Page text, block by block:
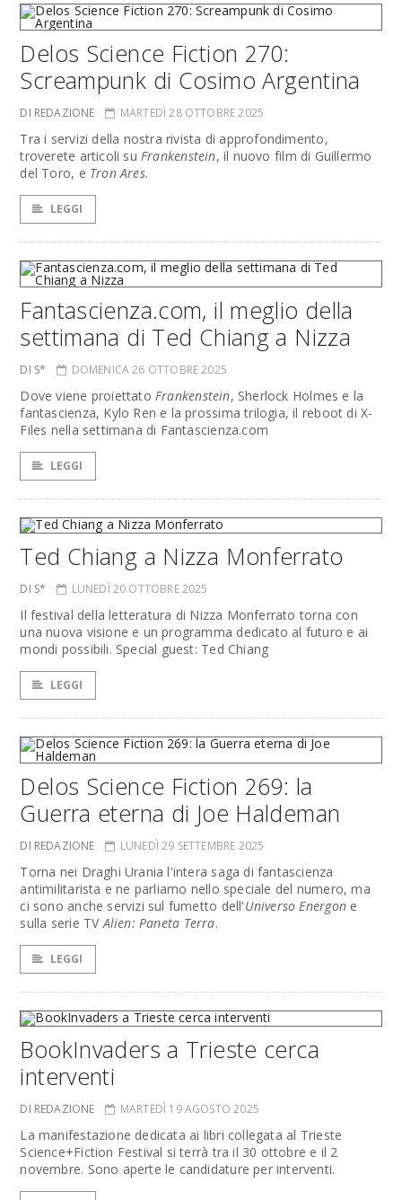
Delos Science Fiction 270:
Screampunk di Cosimo Argentina
DI REDAZIONE MARTEDÌ 28 OTTOBRE 2025
Tra i servizi della nostra rivista di approfondimento,
troverete articoli suFrankenstein, il nuovo film di Guillermo
del Toro, e Tron Ares.
LEGGI
Fantascienza.com, il meglio della
settimana di Ted Chiang a Nizza
DI S* DOMENICA 26 OTTOBRE 2025
Dove viene proiettatoFrankenstein, Sherlock Holmes e la
fantascienza, Kylo Ren e la prossima trilogia, il reboot di X-
Files nella settimana di Fantascienza.com
LEGGI
Ted Chiang a Nizza Monferrato
DI S* LUNEDÌ 20 OTTOBRE 2025
Il festival della letteratura di Nizza Monferrato torna con
una nuova visione e un programma dedicato al futuro e ai
mondi possibili. Special guest: Ted Chiang
LEGGI
Delos Science Fiction 269: la
Guerra eterna di Joe Haldeman
DI REDAZIONE LUNEDÌ 29 SETTEMBRE 2025
Torna nei Draghi Urania l'intera saga di fantascienza
antimilitarista e ne parliamo nello speciale del numero, ma
ci sono anche servizi sul fumetto dell'Universo Energone
sulla serie TVAlien: Paneta Terra.
LEGGI
BookInvaders a Trieste cerca
interventi
DI REDAZIONE MARTEDÌ 19 AGOSTO 2025
La manifestazione dedicata ai libri collegata al Trieste
Science+Fiction Festival si terrà tra il 30 ottobre e il 2
novembre. Sono aperte le candidature per interventi.